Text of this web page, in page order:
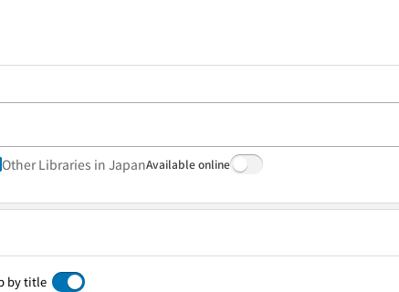
Other Libraries in JapanAvailable online
by title